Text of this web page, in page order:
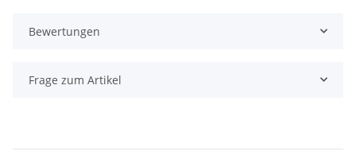
Bewertungen
Frage zum Artikel